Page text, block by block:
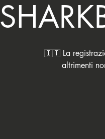
🇮🇹 La
altrimenti